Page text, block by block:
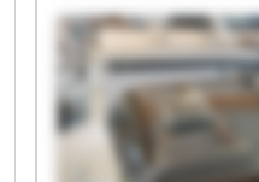
GME Rütger
Hülsermann GME
Rütger Hülsermann
GME Rütger
Hülsermann GME
Rütger Hülsermann
GME Rütger